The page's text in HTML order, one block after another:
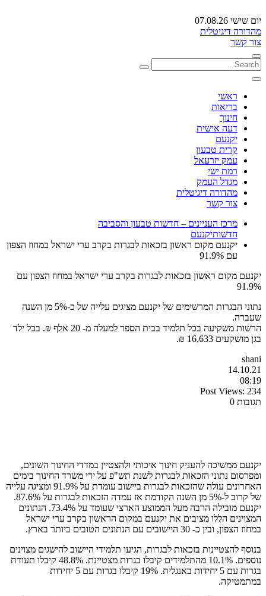
יום שישי 07.08.26
מהדורה דיגיטלית
צור קשר
ראשי
בריאות
חינוך
דעה אישית
יקנעם
קרית טבעון
עמק יזרעאל
רמת ישי
מגדל העמק
מהדורה דיגיטלית
צור קשר
מרכז העניינים – חדשות טבעון והסביבה
חדשותיקנעם
יקנעם מקום ראשון בזכאות לבגרות בקרב ערי ישראל במחוז הצפון
עם 91.9%
יקנעם מקום ראשון בזכאות לבגרות בקרב ערי ישראל במחוז הצפון עם
91.9%
נתוני הבגרות המרשימים של יקנעם מציגים עלייה של כ-5% מן השנה
שעברה.
הרשות משקיעה בכל תלמיד בבית הספר למעלה מ- 20 אלף ₪. בכל ילד
בגן מושקעים 16,633 ₪.
shani
14.10.21
08:19
Post Views: 234
תגובות 0
יקנעם ממשיכה להעניק חינוך איכותי ולהצטיין במדדי החינוך השונים,
ומפרסום נתוני הזכאות לבגרות לשנת תש"פ על ידי משרד החינוך בימים
האחרונים עולה שהזכאות לבגרות ביישוב עומדת על 91.9% ומציגה עלייה
של קרוב ל-5% מן השנה הקודמת אז עמדה הזכאות לבגרות על 87.6%.
יקנעם מובילה הרבה מעל הממוצע הארצי שעומד על 73.4%. הנתונים
המצוינים הללו מציבים את יקנעם במקום הראשון בקרב ערי ישראל
במחוז הצפון, ובין כ- 30 היישובים עם הנתונים הטובים ביותר בארץ.
בנוסף להצטיינות בזכאות לבגרות, הגיעו תלמידי היישוב להישגים מצוינים
נוספים. 10.1% מהתלמידים קיבלו בגרות מצטיינת. 48.8% קיבלו תעודת
בגרות עם 5 יחידות באנגלית. 19% קיבלו בגרות עם 5 יחידות
במתמטיקה.